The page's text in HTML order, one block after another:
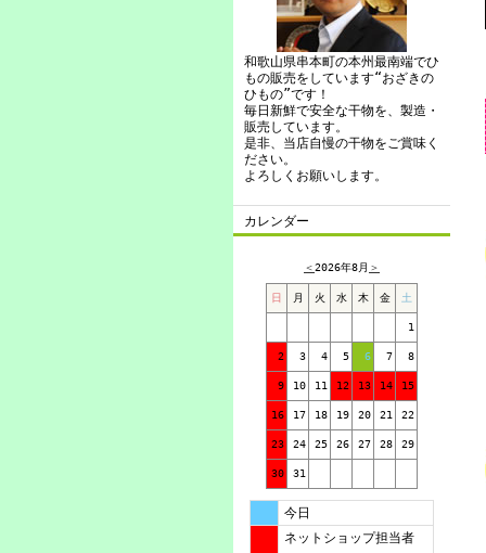
和歌山県串本町の本州最南端でひ
もの販売をしています“おざきの
ひもの”です！
毎日新鮮で安全な干物を、製造・
販売しています。
是非、当店自慢の干物をご賞味く
ださい。
よろしくお願いします。
カレンダー
＜2026年8月 ＞
日 月 火 水 木 金 土
1
2 3 4 5 6 7 8
9 10 11 12 13 14 15
16 17 18 19 20 21 22
23 24 25 26 27 28 29
30 31
今日
ネットショップ担当者